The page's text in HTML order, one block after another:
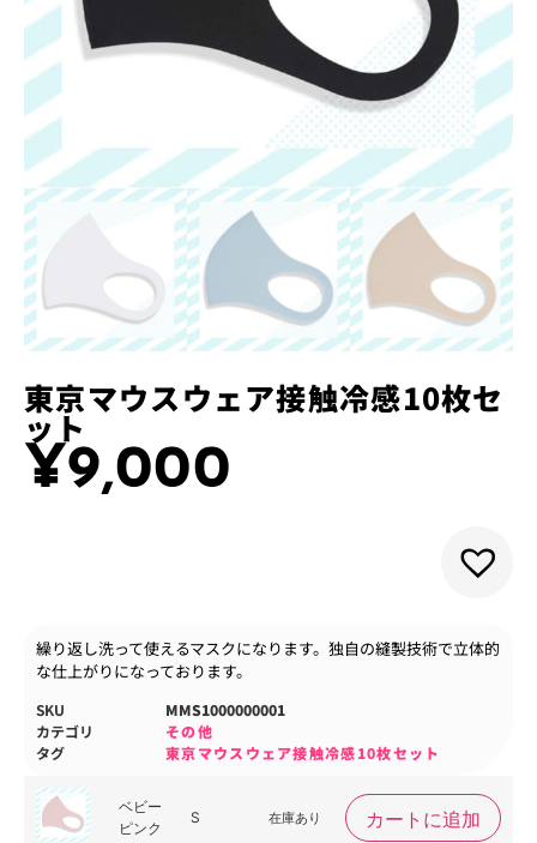
東京マウスウェア接触冷感10枚セ
ット
¥9,000
繰り返し洗って使えるマスクになります。独自の縫製技術で立体的
な仕上がりになっております。
SKU
MMS1000000001
カテゴリ
その他
タグ
東京マウスウェア接触冷感10枚セット
ベビー
ピンク
S 在庫あり カートに追加